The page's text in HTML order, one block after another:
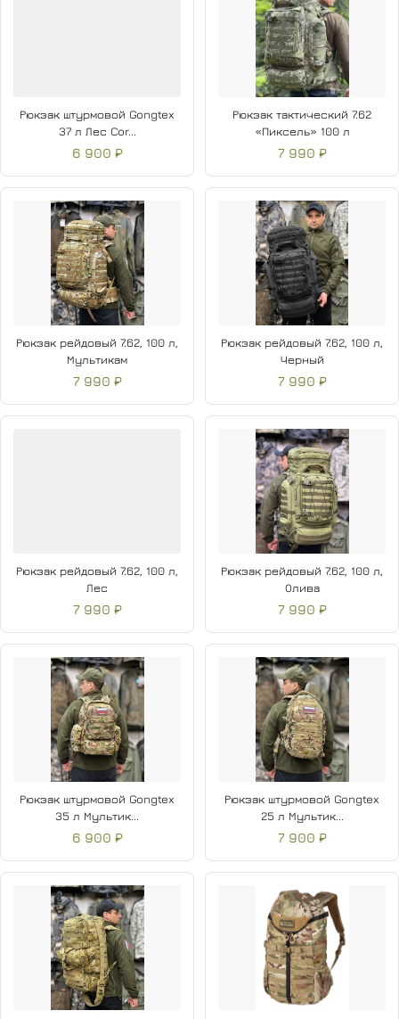
Многовариантный доступ к содержимому
Рюкзак штурмовой Gongtex
37 л Лес Cor...
6 900 ₽
Рюкзак тактический 7.62
«Пиксель» 100 л
7 990 ₽
Рюкзак рейдовый 7.62, 100 л,
Мультикам
7 990 ₽
Рюкзак рейдовый 7.62, 100 л,
Черный
7 990 ₽
Рюкзак рейдовый 7.62, 100 л,
Лес
7 990 ₽
Рюкзак рейдовый 7.62, 100 л,
Олива
7 990 ₽
Рюкзак штурмовой Gongtex
35 л Мультик...
6 900 ₽
Рюкзак штурмовой Gongtex
25 л Мультик...
7 900 ₽